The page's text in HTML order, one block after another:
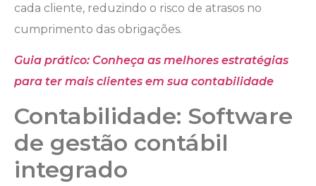
cada cliente, reduzindo o risco de atrasos no
cumprimento das obrigações.
Guia prático: Conheça as melhores estratégias
para ter mais clientes em sua contabilidade
Contabilidade: Software
de gestão contábil
integrado